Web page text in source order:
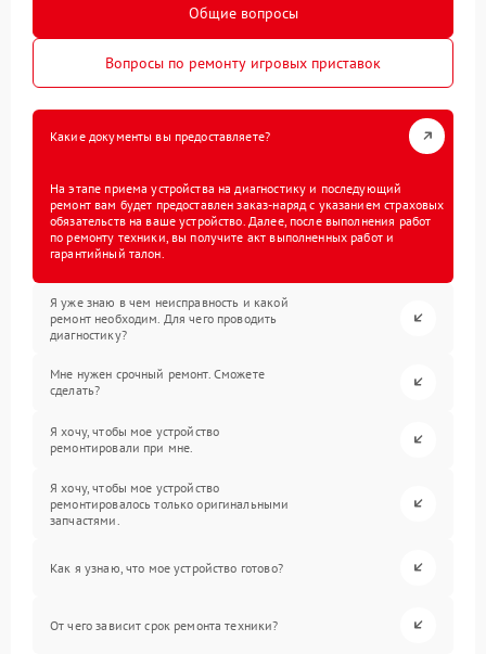
Общие вопросы
Вопросы по ремонту игровых приставок
Какие документы вы предоставляете?
На этапе приема устройства на диагностику и последующий
ремонт вам будет предоставлен заказ-наряд с указанием страховых
обязательств на ваше устройство. Далее, после выполнения работ
по ремонту техники, вы получите акт выполненных работ и
гарантийный талон.
Я уже знаю в чем неисправность и какой
ремонт необходим. Для чего проводить
диагностику?
Мне нужен срочный ремонт. Сможете
сделать?
Я хочу, чтобы мое устройство
ремонтировали при мне.
Я хочу, чтобы мое устройство
ремонтировалось только оригинальными
запчастями.
Как я узнаю, что мое устройство готово?
От чего зависит срок ремонта техники?